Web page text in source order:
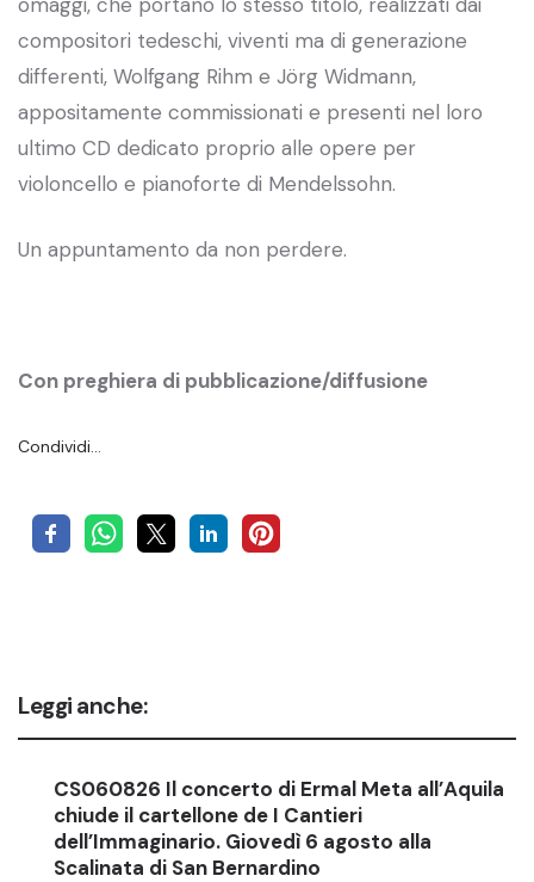
compositori tedeschi, viventi ma di generazione
differenti, Wolfgang Rihm e Jörg Widmann,
appositamente commissionati e presenti nel loro
ultimo CD dedicato proprio alle opere per
violoncello e pianoforte di Mendelssohn.
Un appuntamento da non perdere.
Con preghiera di pubblicazione/diffusione
Condividi…
Leggi anche:
CS060826 Il concerto di Ermal Meta all’Aquila
chiude il cartellone de I Cantieri
dell’Immaginario. Giovedì 6 agosto alla
Scalinata di San Bernardino